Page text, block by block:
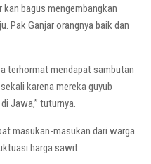
bagus mengembangkan
Pak Ganjar orangnya baik dan
terhormat mendapat sambutan
karena mereka guyub
Jawa,” tuturnya.
masukan-masukan dari warga.
harga sawit.